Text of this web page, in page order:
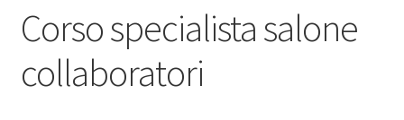
Corso specialista salone
collaboratori